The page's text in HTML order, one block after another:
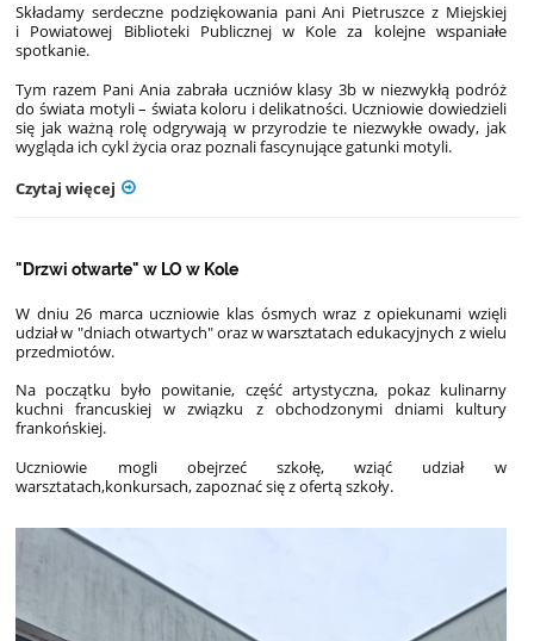
Składamy serdeczne podziękowania pani Ani Pietruszce z Miejskiej
i Powiatowej Biblioteki Publicznej w Kole za kolejne wspaniałe
spotkanie.
Tym razem Pani Ania zabrała uczniów klasy 3b w niezwykłą podróż
do świata motyli – świata koloru i delikatności. Uczniowie dowiedzieli
się jak ważną rolę odgrywają w przyrodzie te niezwykłe owady, jak
wygląda ich cykl życia oraz poznali fascynujące gatunki motyli.
Czytaj więcej
"Drzwi otwarte" w LO w Kole
W dniu 26 marca uczniowie klas ósmych wraz z opiekunami wzięli
udział w "dniach otwartych" oraz w warsztatach edukacyjnych z wielu
przedmiotów.
Na początku było powitanie, część artystyczna, pokaz kulinarny
kuchni francuskiej w związku z obchodzonymi dniami kultury
frankońskiej.
Uczniowie mogli obejrzeć szkołę, wziąć udział w
warsztatach,konkursach, zapoznać się z ofertą szkoły.